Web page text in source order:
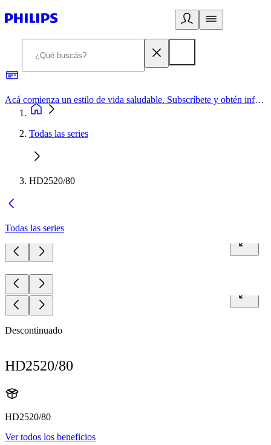
Acá comienza un estilo de vida saludable. Subscríbete y obtén información de primera mano
Todas las series
HD2520/80
Todas las series
Descontinuado
HD2520/80
HD2520/80
Ver todos los beneficios